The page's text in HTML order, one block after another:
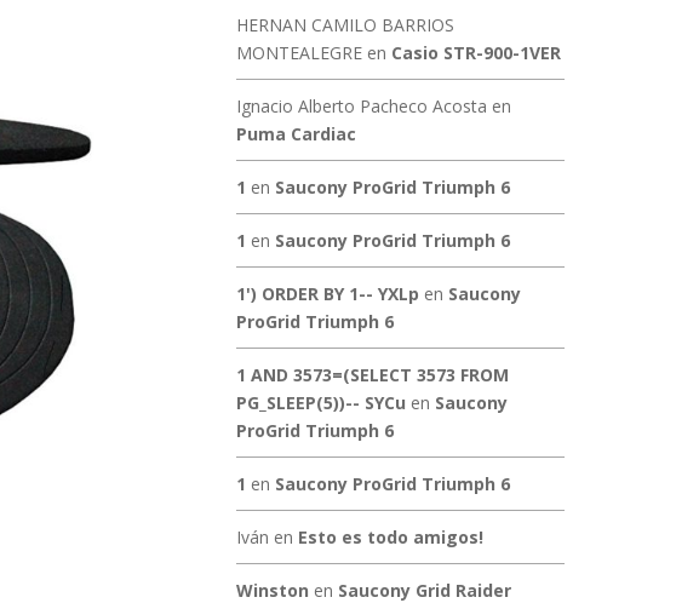
HERNAN CAMILO BARRIOS
MONTEALEGREen Casio STR-900-1VER
Ignacio Alberto Pacheco Acosta en
Puma Cardiac
1 en Saucony ProGrid Triumph 6
1 en Saucony ProGrid Triumph 6
1') ORDER BY 1-- YXLp en Saucony
ProGrid Triumph 6
1 AND 3573=(SELECT 3573 FROM
PG_SLEEP(5))-- SYCu en Saucony
ProGrid Triumph 6
1 en Saucony ProGrid Triumph 6
Iván en Esto es todo amigos!
Winston en Saucony Grid Raider